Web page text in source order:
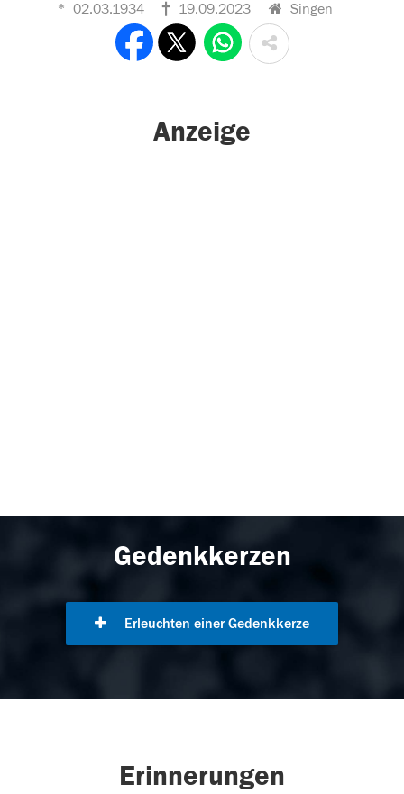
02.03.1934 19.09.2023 Singen
Anzeige
Gedenkkerzen
Erleuchten einer Gedenkkerze
Erinnerungen